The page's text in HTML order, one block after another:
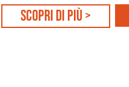
scopri di più >